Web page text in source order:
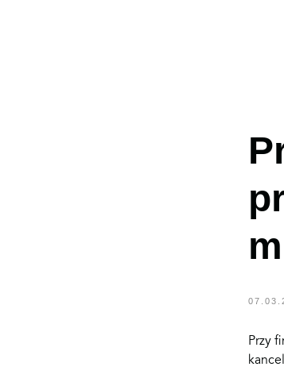
Przy